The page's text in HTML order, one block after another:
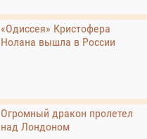
«Одиссея» Кристофера
Нолана вышла в России
Огромный дракон пролетел
над Лондоном